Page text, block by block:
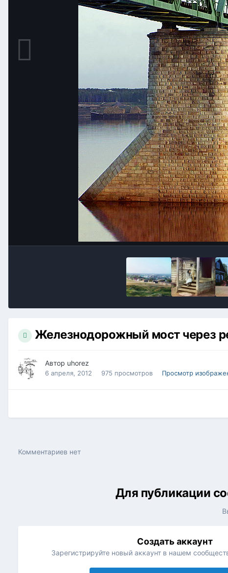
Железнодорожный мост через
Автор uhorez
6 апреля, 2012 975 просмотров Просмотр
Комментариев нет
Для публикации
Создать аккаунт
Зарегистрируйте новый аккаунт в нашем